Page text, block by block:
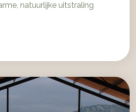
natuurlijke uitstraling